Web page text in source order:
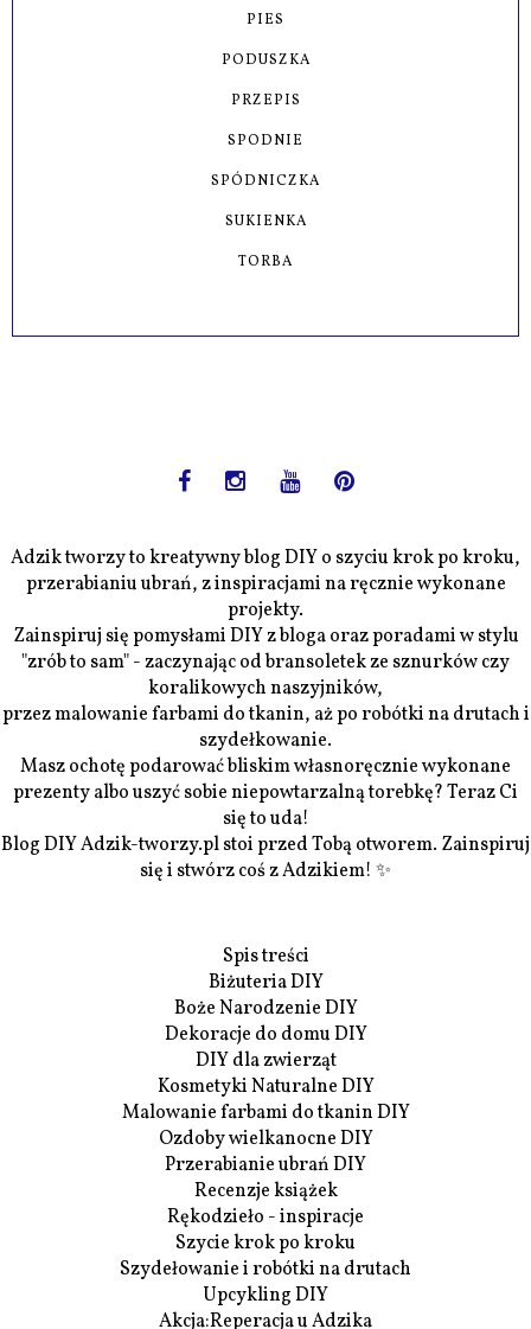
PIES
PODUSZKA
PRZEPIS
SPODNIE
SPÓDNICZKA
SUKIENKA
TORBA
Adzik tworzy to kreatywny blog DIY o szyciu krok po kroku,
przerabianiu ubrań, z inspiracjami na ręcznie wykonane
projekty.
Zainspiruj się pomysłami DIY z bloga oraz poradami w stylu
"zrób to sam" - zaczynając od bransoletek ze sznurków czy
koralikowych naszyjników,
przez malowanie farbami do tkanin, aż po robótki na drutach i
szydełkowanie.
Masz ochotę podarować bliskim własnoręcznie wykonane
prezenty albo uszyć sobie niepowtarzalną torebkę? Teraz Ci
się to uda!
Blog DIY Adzik-tworzy.pl stoi przed Tobą otworem. Zainspiruj
się i stwórz coś z Adzikiem! ✨
Spis treści
Biżuteria DIY
Boże Narodzenie DIY
Dekoracje do domu DIY
DIY dla zwierząt
Kosmetyki Naturalne DIY
Malowanie farbami do tkanin DIY
Ozdoby wielkanocne DIY
Przerabianie ubrań DIY
Recenzje książek
Rękodzieło - inspiracje
Szycie krok po kroku
Szydełowanie i robótki na drutach
Upcykling DIY
Akcja:Reperacja u Adzika